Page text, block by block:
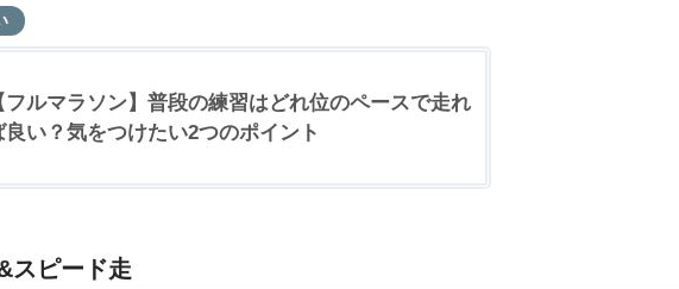
フルマラソン】普段の練習はどれ位のペースで走れ
良い？気をつけたい2つのポイント
スピード走